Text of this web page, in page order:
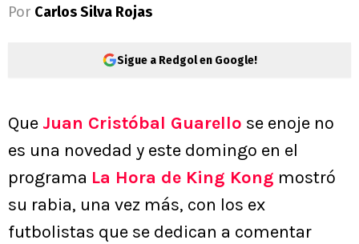
Por Carlos Silva Rojas
Sigue a Redgol en Google!
Que Juan Cristóbal Guarello se enoje no
es una novedad y este domingo en el
programa La Hora de King Kong mostró
su rabia, una vez más, con los ex
futbolistas que se dedican a comentar